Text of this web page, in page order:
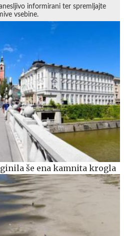
informirani ter spremljajte
vsebine.
še ena kamnita krogla